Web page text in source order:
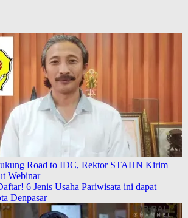
Road to IDC, Rektor STAHN Kirim
Webinar
6 Jenis Usaha Pariwisata ini dapat
Denpasar